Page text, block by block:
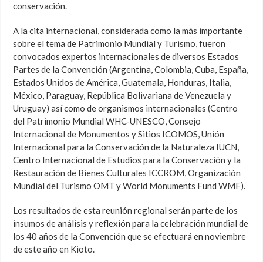
conservación.
A la cita internacional, considerada como la más importante
sobre el tema de Patrimonio Mundial y Turismo, fueron
convocados expertos internacionales de diversos Estados
Partes de la Convención (Argentina, Colombia, Cuba, España,
Estados Unidos de América, Guatemala, Honduras, Italia,
México, Paraguay, República Bolivariana de Venezuela y
Uruguay) así como de organismos internacionales (Centro
del Patrimonio Mundial WHC-UNESCO, Consejo
Internacional de Monumentos y Sitios ICOMOS, Unión
Internacional para la Conservación de la Naturaleza IUCN,
Centro Internacional de Estudios para la Conservación y la
Restauración de Bienes Culturales ICCROM, Organización
Mundial del Turismo OMT y World Monuments Fund WMF).
Los resultados de esta reunión regional serán parte de los
insumos de análisis y reflexión para la celebración mundial de
los 40 años de la Convención que se efectuará en noviembre
de este año en Kioto.